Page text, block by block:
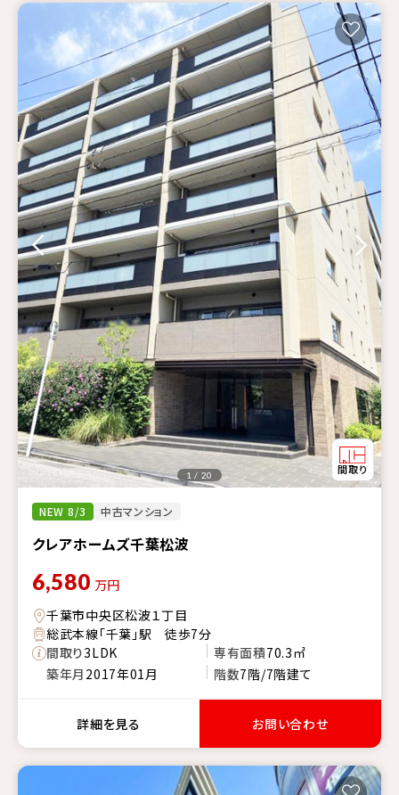
NEW 8/3 中古マンション
クレアホームズ千葉松波
1 / 20
6,580 万円
千葉市中央区松波１丁目
総武本線「千葉」駅 徒歩7分
間取り3LDK 専有面積70.3㎡
築年月 2017年01月 階数7階/7階建て
詳細を見る お問い合わせ